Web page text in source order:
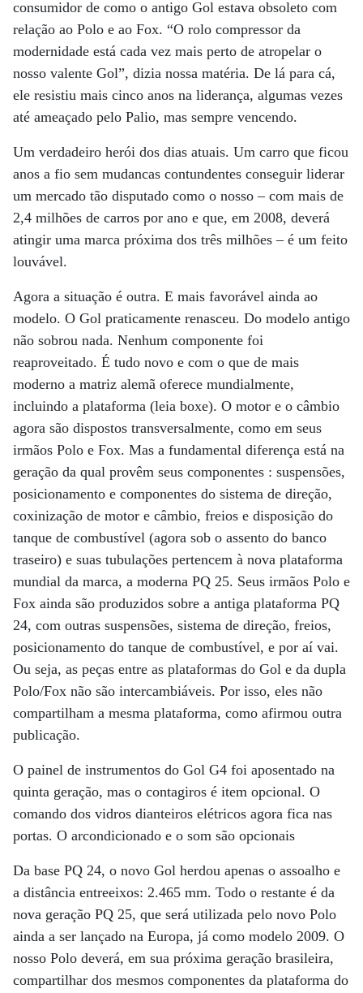
consumidor de como o antigo Gol estava obsoleto com
relação ao Polo e ao Fox. “O rolo compressor da
modernidade está cada vez mais perto de atropelar o
nosso valente Gol”, dizia nossa matéria. De lá para cá,
ele resistiu mais cinco anos na liderança, algumas vezes
até ameaçado pelo Palio, mas sempre vencendo.
Um verdadeiro herói dos dias atuais. Um carro que ficou
anos a fio sem mudancas contundentes conseguir liderar
um mercado tão disputado como o nosso – com mais de
2,4 milhões de carros por ano e que, em 2008, deverá
atingir uma marca próxima dos três milhões – é um feito
louvável.
Agora a situação é outra. E mais favorável ainda ao
modelo. O Gol praticamente renasceu. Do modelo antigo
não sobrou nada. Nenhum componente foi
reaproveitado. É tudo novo e com o que de mais
moderno a matriz alemã oferece mundialmente,
incluindo a plataforma (leia boxe). O motor e o câmbio
agora são dispostos transversalmente, como em seus
irmãos Polo e Fox. Mas a fundamental diferença está na
geração da qual provêm seus componentes : suspensões,
posicionamento e componentes do sistema de direção,
coxinização de motor e câmbio, freios e disposição do
tanque de combustível (agora sob o assento do banco
traseiro) e suas tubulações pertencem à nova plataforma
mundial da marca, a moderna PQ 25. Seus irmãos Polo e
Fox ainda são produzidos sobre a antiga plataforma PQ
24, com outras suspensões, sistema de direção, freios,
posicionamento do tanque de combustível, e por aí vai.
Ou seja, as peças entre as plataformas do Gol e da dupla
Polo/Fox não são intercambiáveis. Por isso, eles não
compartilham a mesma plataforma, como afirmou outra
publicação.
O painel de instrumentos do Gol G4 foi aposentado na
quinta geração, mas o contagiros é item opcional. O
comando dos vidros dianteiros elétricos agora fica nas
portas. O arcondicionado e o som são opcionais
Da base PQ 24, o novo Gol herdou apenas o assoalho e
a distância entreeixos: 2.465 mm. Todo o restante é da
nova geração PQ 25, que será utilizada pelo novo Polo
ainda a ser lançado na Europa, já como modelo 2009. O
nosso Polo deverá, em sua próxima geração brasileira,
compartilhar dos mesmos componentes da plataforma do